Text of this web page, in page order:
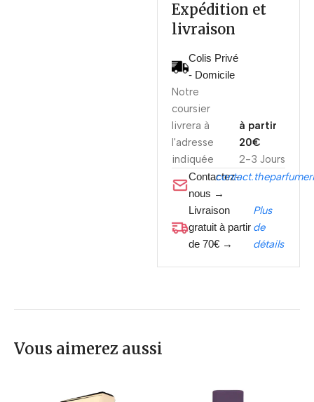
Expédition et
livraison
Colis Privé
- Domicile
Notre
coursier
livrera à
l'adresse
indiquée
2-3 Jours
à partir
20€
Contactez-
nous →
Livraison
gratuit à partir
de 70€ →
Plus
de
détails
Vous aimerez aussi